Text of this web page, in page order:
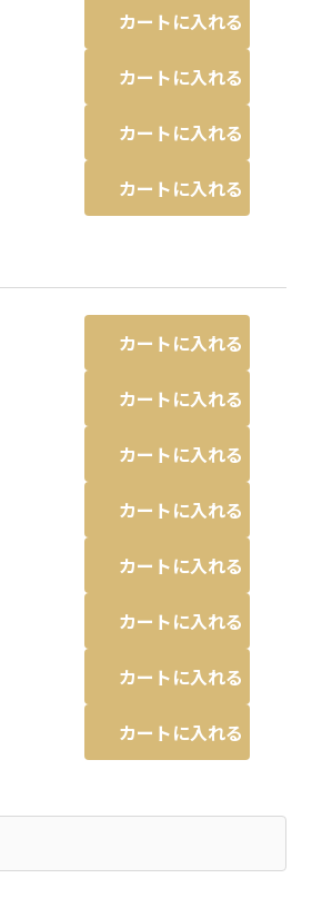
カートに入れる
カートに入れる
カートに入れる
カートに入れる
カートに入れる
カートに入れる
カートに入れる
カートに入れる
カートに入れる
カートに入れる
カートに入れる
カートに入れる